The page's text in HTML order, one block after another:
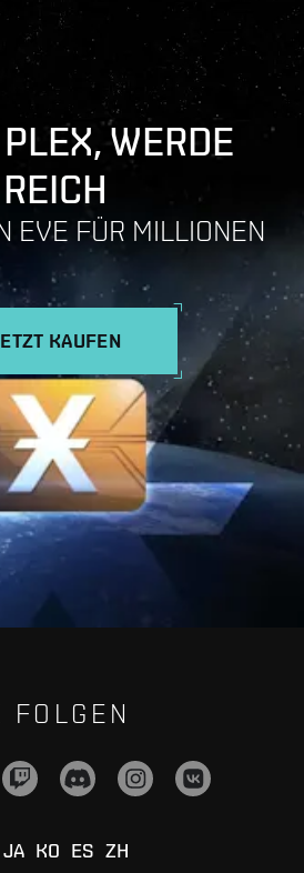
WERDE
REICH
EVE FÜR MILLIONEN
KAUFEN
FOLGEN
JA KO ES ZH